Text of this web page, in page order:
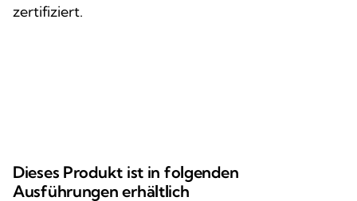
zertifiziert.
Dieses Produkt ist in folgenden
Ausführungen erhältlich